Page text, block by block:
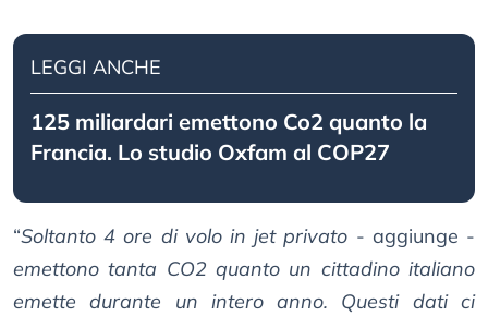
LEGGI ANCHE
125 miliardari emettono Co2 quanto la
Francia. Lo studio Oxfam al COP27
“Soltanto 4 ore di volo in jet privato - aggiunge -
emettono tanta CO2 quanto un cittadino italiano
emette durante un intero anno. Questi dati ci